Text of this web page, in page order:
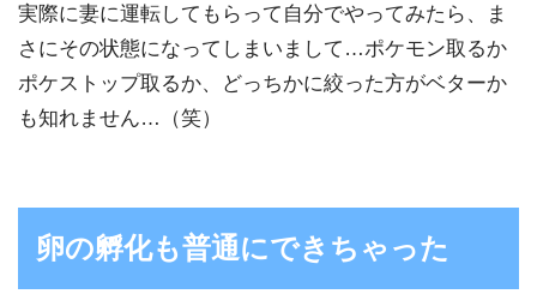
実際に妻に運転してもらって自分でやってみたら、ま
さにその状態になってしまいまして…ポケモン取るか
ポケストップ取るか、どっちかに絞った方がベターか
も知れません…（笑）
卵の孵化も普通にできちゃった